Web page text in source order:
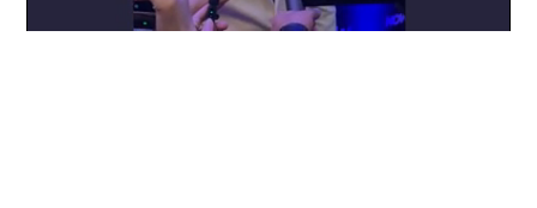
Loaded:
0%
Progress
0%